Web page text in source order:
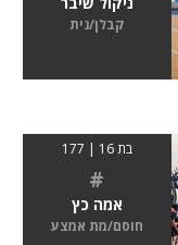
קבלן/נית
בת 16 | 177
#
אמה כץ
חוסם/מת אמצע